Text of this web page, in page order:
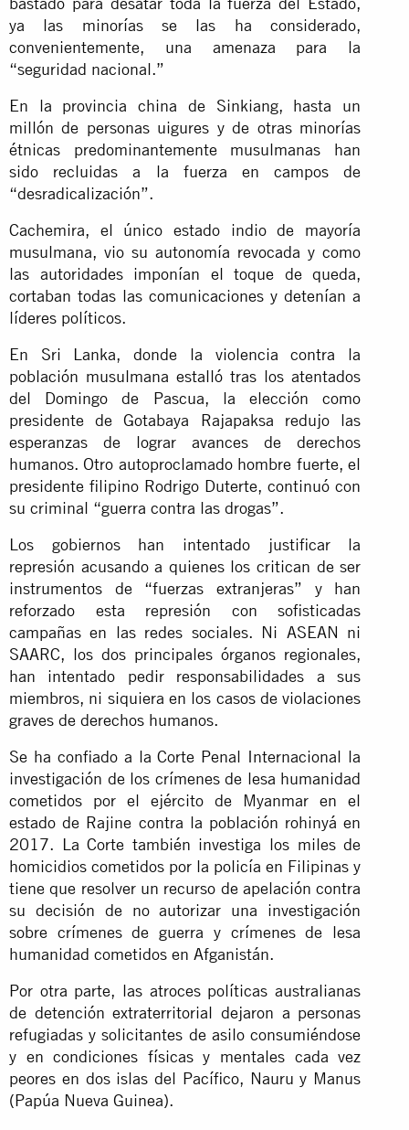
ya las minorías se las ha considerado,
convenientemente, una amenaza para la
“seguridad nacional.”
En la provincia china de Sinkiang, hasta un
millón de personas uigures y de otras minorías
étnicas predominantemente musulmanas han
sido recluidas a la fuerza en campos de
“desradicalización”.
Cachemira, el único estado indio de mayoría
musulmana, vio su autonomía revocada y como
las autoridades imponían el toque de queda,
cortaban todas las comunicaciones y detenían a
líderes políticos.
En Sri Lanka, donde la violencia contra la
población musulmana estalló tras los atentados
del Domingo de Pascua, la elección como
presidente de Gotabaya Rajapaksa redujo las
esperanzas de lograr avances de derechos
humanos. Otro autoproclamado hombre fuerte, el
presidente filipino Rodrigo Duterte, continuó con
su criminal “guerra contra las drogas”.
Los gobiernos han intentado justificar la
represión acusando a quienes los critican de ser
instrumentos de “fuerzas extranjeras” y han
reforzado esta represión con sofisticadas
campañas en las redes sociales. Ni ASEAN ni
SAARC, los dos principales órganos regionales,
han intentado pedir responsabilidades a sus
miembros, ni siquiera en los casos de violaciones
graves de derechos humanos.
Se ha confiado a la Corte Penal Internacional la
investigación de los crímenes de lesa humanidad
cometidos por el ejército de Myanmar en el
estado de Rajine contra la población rohinyá en
2017. La Corte también investiga los miles de
homicidios cometidos por la policía en Filipinas y
tiene que resolver un recurso de apelación contra
su decisión de no autorizar una investigación
sobre crímenes de guerra y crímenes de lesa
humanidad cometidos en Afganistán.
Por otra parte, las atroces políticas australianas
de detención extraterritorial dejaron a personas
refugiadas y solicitantes de asilo consumiéndose
y en condiciones físicas y mentales cada vez
peores en dos islas del Pacífico, Nauru y Manus
(Papúa Nueva Guinea).